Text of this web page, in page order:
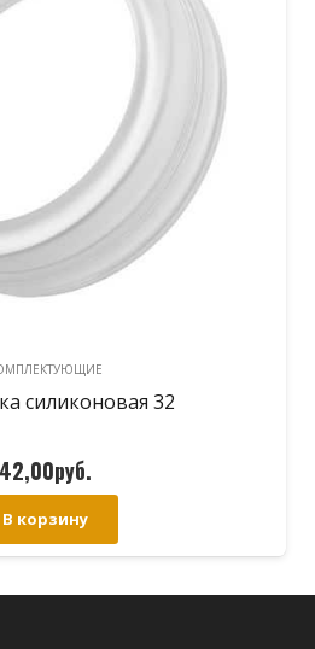
силиконовая 32
42,00руб.
В корзину